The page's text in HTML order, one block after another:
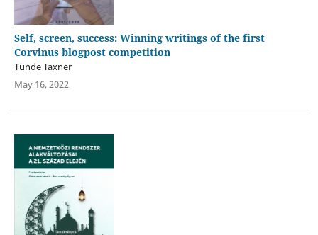
Self, screen, success: Winning writings of the first
Corvinus blogpost competition
Tünde Taxner
May 16, 2022